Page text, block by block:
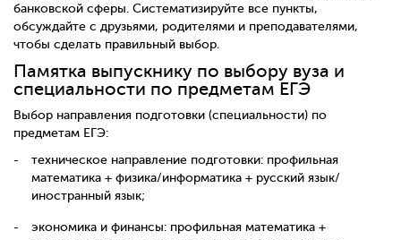
банковской сферы. Систематизируйте все пункты,
обсуждайте с друзьями, родителями и преподавателями,
чтобы сделать правильный выбор.
Памятка выпускнику по выбору вуза и
специальности по предметам ЕГЭ
Выбор направления подготовки (специальности) по
предметам ЕГЭ:
техническое направление подготовки: профильная
математика + физика/информатика + русский язык/
иностранный язык;
экономика и финансы: профильная математика +